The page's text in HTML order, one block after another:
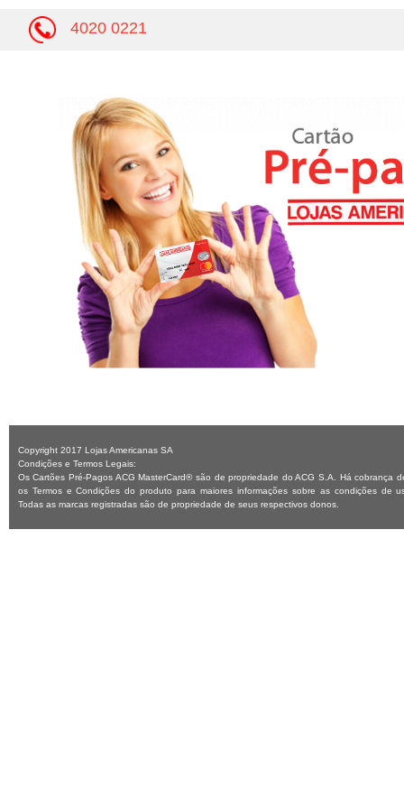
4020 0221
Copyright 2017 Lojas Americanas SA
Condições e Termos Legais:
Os Cartões Pré-Pagos ACG MasterCard® são de propriedade do ACG S.A. Há cobrança
os Termos e Condições do produto para maiores informações sobre as condições de
Todas as marcas registradas são de propriedade de seus respectivos donos.